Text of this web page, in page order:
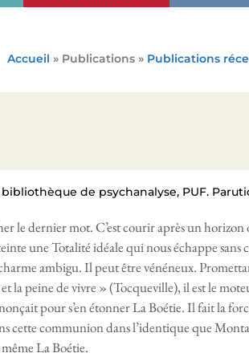
Accueil » Publications » Publications
de psychanalyse, PUF.
le dernier mot. C’est courir après un
une Totalité idéale qui nous échappe sans
ambigu. Il peut être vénéneux.
la peine de vivre » (Tocqueville), il est le
pour s’en étonner La Boétie. Il fait la
cette communion dans l’identique que
même La Boétie.